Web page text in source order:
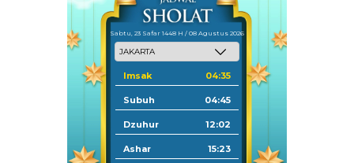
Sabtu, 23 Safar 1448 H / 08 Agustus 2026
Imsak 04:35
Subuh 04:45
Dzuhur 12:02
Ashar 15:23